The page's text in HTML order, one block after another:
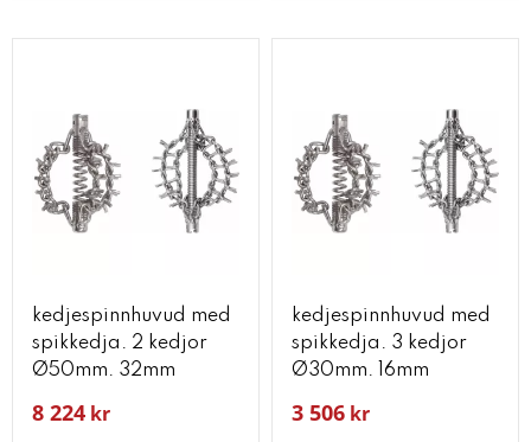
kedjespinnhuvud med
spikkedja. 2 kedjor
Ø50mm. 32mm
8 224 kr
kedjespinnhuvud med
spikkedja. 3 kedjor
Ø30mm. 16mm
3 506 kr